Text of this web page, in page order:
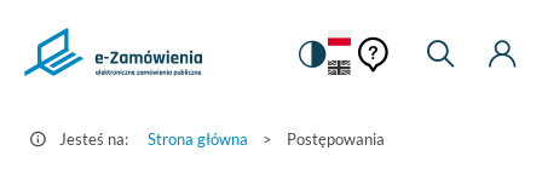
Postępowania
Zamówienia.gov.pl
Zmiana
na
kontrastową
Pomoc
kontekstowa
Pomoc
Moje
Jesteś na: Strona główna > Postępowania